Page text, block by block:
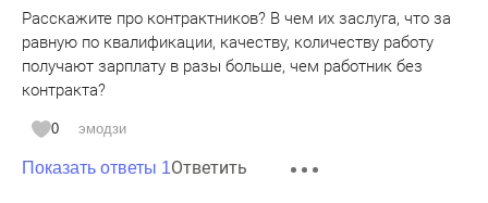
Расскажите про контрактников? В чем их заслуга, что за
равную по квалификации, качеству, количеству работу
получают зарплату в разы больше, чем работник без
контракта?
0 эмодзи
Показать ответы 1Ответить